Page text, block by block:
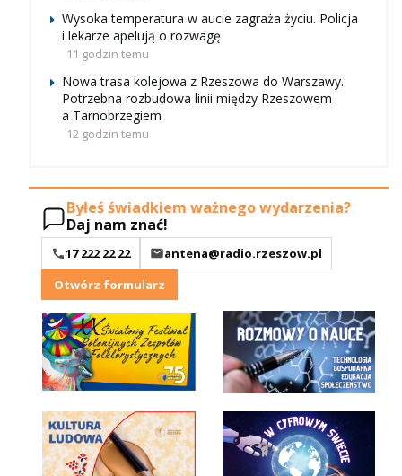
Wysoka temperatura w aucie zagraża życiu. Policja
i lekarze apelują o rozwagę
11 godzin temu
Nowa trasa kolejowa z Rzeszowa do Warszawy.
Potrzebna rozbudowa linii między Rzeszowem
a Tarnobrzegiem
12 godzin temu
Byłeś świadkiem ważnego wydarzenia?
Daj nam znać!
17 222 22 22
antena@radio.rzeszow.pl
Otwórz formularz